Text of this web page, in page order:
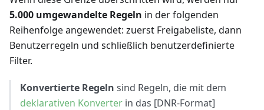
5.000 umgewandelte Regeln in der folgenden
Reihenfolge angewendet: zuerst Freigabeliste, dann
Benutzerregeln und schließlich benutzerdefinierte
Filter.
Konvertierte Regeln sind Regeln, die mit dem
deklarativen Konverter in das [DNR-Format]